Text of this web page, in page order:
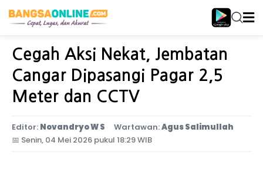
Home Jawa Timur
Cegah Aksi Nekat, Jembatan
Cangar Dipasangi Pagar 2,5
Meter dan CCTV
Editor: Novandryo W S Wartawan:Agus Salimullah
📅 Senin, 04 Mei 2026 pukul 18:29 WIB